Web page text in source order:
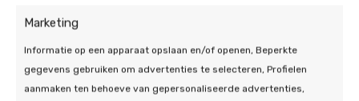
Marketing
Informatie op een apparaat opslaan en/of openen, Beperkte
gegevens gebruiken om advertenties te selecteren, Profielen
aanmaken ten behoeve van gepersonaliseerde advertenties,
Koopt u een (hybride) warmtepomp, dan kunt u vaak
gebruikmaken van de ISDE-subsidie. In de praktijk
krijgt u gemiddeld €1.950 tot €3.000 terug. Het
exacte bedrag hangt af van het merk, type en het